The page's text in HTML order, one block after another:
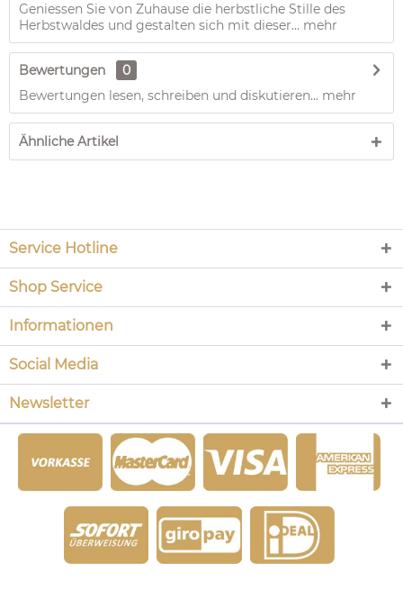
Geniessen Sie von Zuhause die herbstliche Stille des
Herbstwaldes und gestalten sich mit dieser... mehr
Bewertungen
0
Bewertungen lesen, schreiben und diskutieren... mehr
Ähnliche Artikel
Service Hotline
Shop Service
Informationen
Social Media
Newsletter